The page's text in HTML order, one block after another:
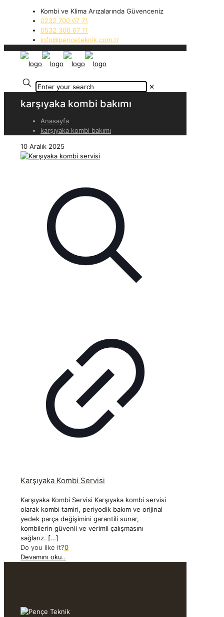
Kombi ve Klima Arızalarında Güvenceniz
0232 700 07 71
0532 306 67 11
info@penceteknik.com.tr
✕
karşıyaka kombi bakımı
Anasayfa
karşıyaka kombi bakımı
10 Aralık 2025
Karşıyaka Kombi Servisi
Karşıyaka Kombi Servisi Karşıyaka kombi servisi
olarak kombi tamiri, periyodik bakım ve orijinal
yedek parça değişimini garantili sunar,
kombilerin güvenli ve verimli çalışmasını
sağlarız. […]
Do you like it?0
Devamını oku..